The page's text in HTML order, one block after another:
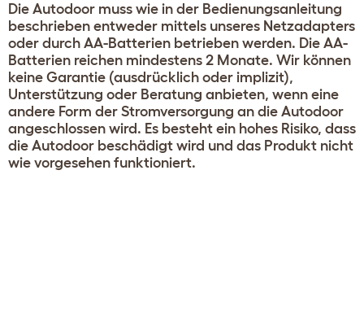
Die Autodoor muss wie in der Bedienungsanleitung
beschrieben entweder mittels unseres Netzadapters
oder durch AA-Batterien betrieben werden. Die AA-
Batterien reichen mindestens 2 Monate. Wir können
keine Garantie (ausdrücklich oder implizit),
Unterstützung oder Beratung anbieten, wenn eine
andere Form der Stromversorgung an die Autodoor
angeschlossen wird. Es besteht ein hohes Risiko, dass
die Autodoor beschädigt wird und das Produkt nicht
wie vorgesehen funktioniert.